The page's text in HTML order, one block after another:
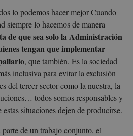
lo podemos hacer mejor Cuando
siempre lo hacemos de manera
de que sea solo la Administración
tengan que implementar
, que también. Es la sociedad
inclusiva para evitar la exclusión
del tercer sector como la nuestra, la
todos somos responsables y
situaciones dejen de producirse.
de un trabajo conjunto, el